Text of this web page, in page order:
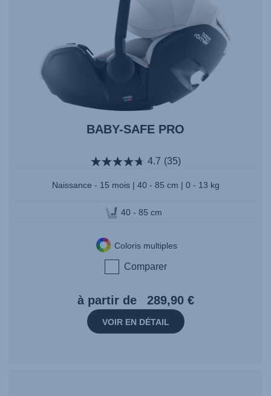
BABY-SAFE PRO
4.7 (35)
Naissance - 15 mois | 40 - 85 cm | 0 - 13 kg
40 - 85 cm
Coloris multiples
Comparer
à partir de 289,90 €
VOIR EN DÉTAIL